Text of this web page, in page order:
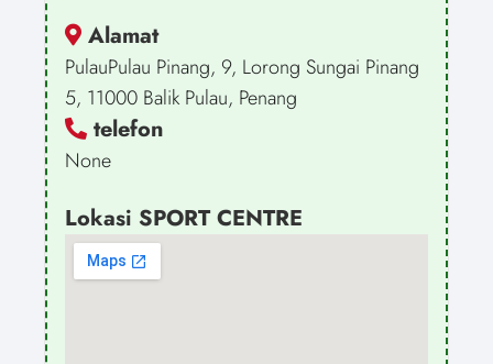
Alamat
PulauPulau Pinang, 9, Lorong Sungai Pinang
5, 11000 Balik Pulau, Penang
telefon
None
Lokasi SPORT CENTRE